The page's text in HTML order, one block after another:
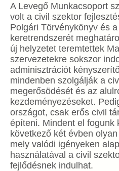
A Levegő Munkacsoport
volt a civil szektor
Polgári Törvénykönyv és
keretrendszerét
új helyzetet teremtettek
szervezetekre sokszor
adminisztrációt
mindenben szolgálják a
megerősödését és az
kezdeményezéseket.
országot, csak erős civil
építeni. Mindent el fogunk
következő két évben
mely valódi igényeken
használatával a civil
fejlődésnek indulhat.